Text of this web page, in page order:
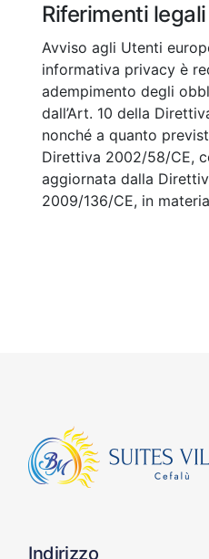
Riferimenti legali
Avviso agli Utenti
informativa privacy è
adempimento degli
dall’Art. 10 della
nonché a quanto
Direttiva 2002/58/CE,
aggiornata dalla
2009/136/CE, in
Indirizzo